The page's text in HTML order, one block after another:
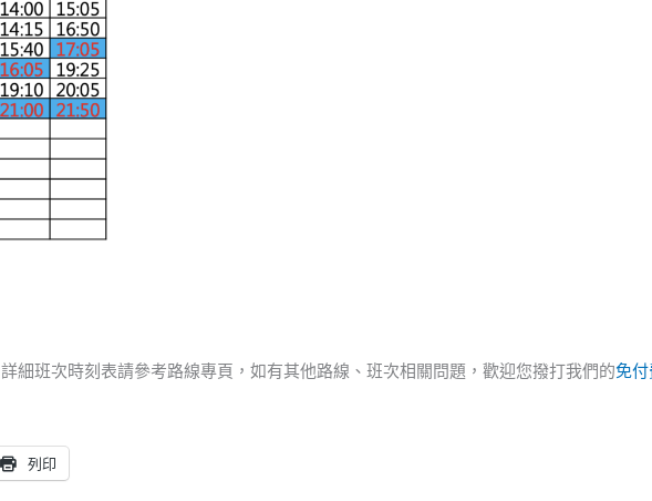
詳細班次時刻表請參考路線專頁，如有其他路線、班次相關問題，歡迎您撥打我們的免
列印